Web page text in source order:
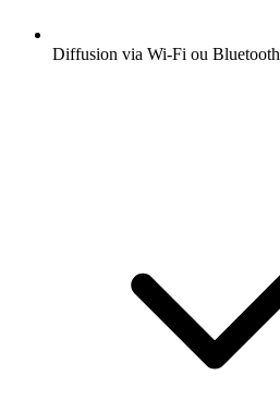
Diffusion via Wi-Fi ou Bluetooth